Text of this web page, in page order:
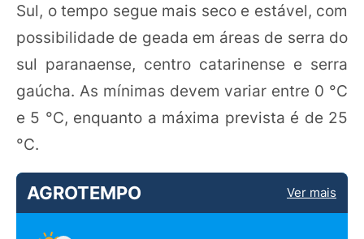
Sul, o tempo segue mais seco e estável, com
possibilidade de geada em áreas de serra do
sul paranaense, centro catarinense e serra
gaúcha. As mínimas devem variar entre 0 °C
e 5 °C, enquanto a máxima prevista é de 25
°C.
AGROTEMPO Ver mais